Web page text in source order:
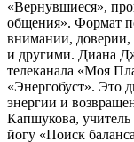
«Вернувшиеся»,
общения». Формат
внимании, доверии,
и другими. Диана
телеканала «Моя
«Энергобуст». Это
энергии и
Капшукова, учитель
йогу «Поиск